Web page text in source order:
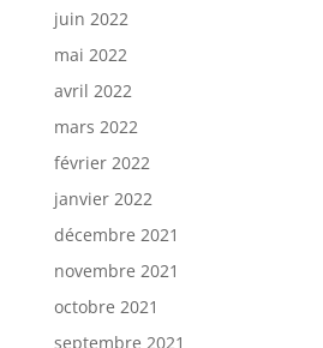
juin 2022
mai 2022
avril 2022
mars 2022
février 2022
janvier 2022
décembre 2021
novembre 2021
octobre 2021
septembre 2021